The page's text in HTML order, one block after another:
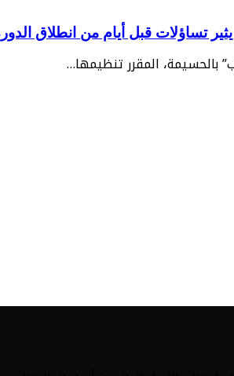
قبل أيام من انطلاق الدورة
بالحسيمة، المقرر تنظيمها…